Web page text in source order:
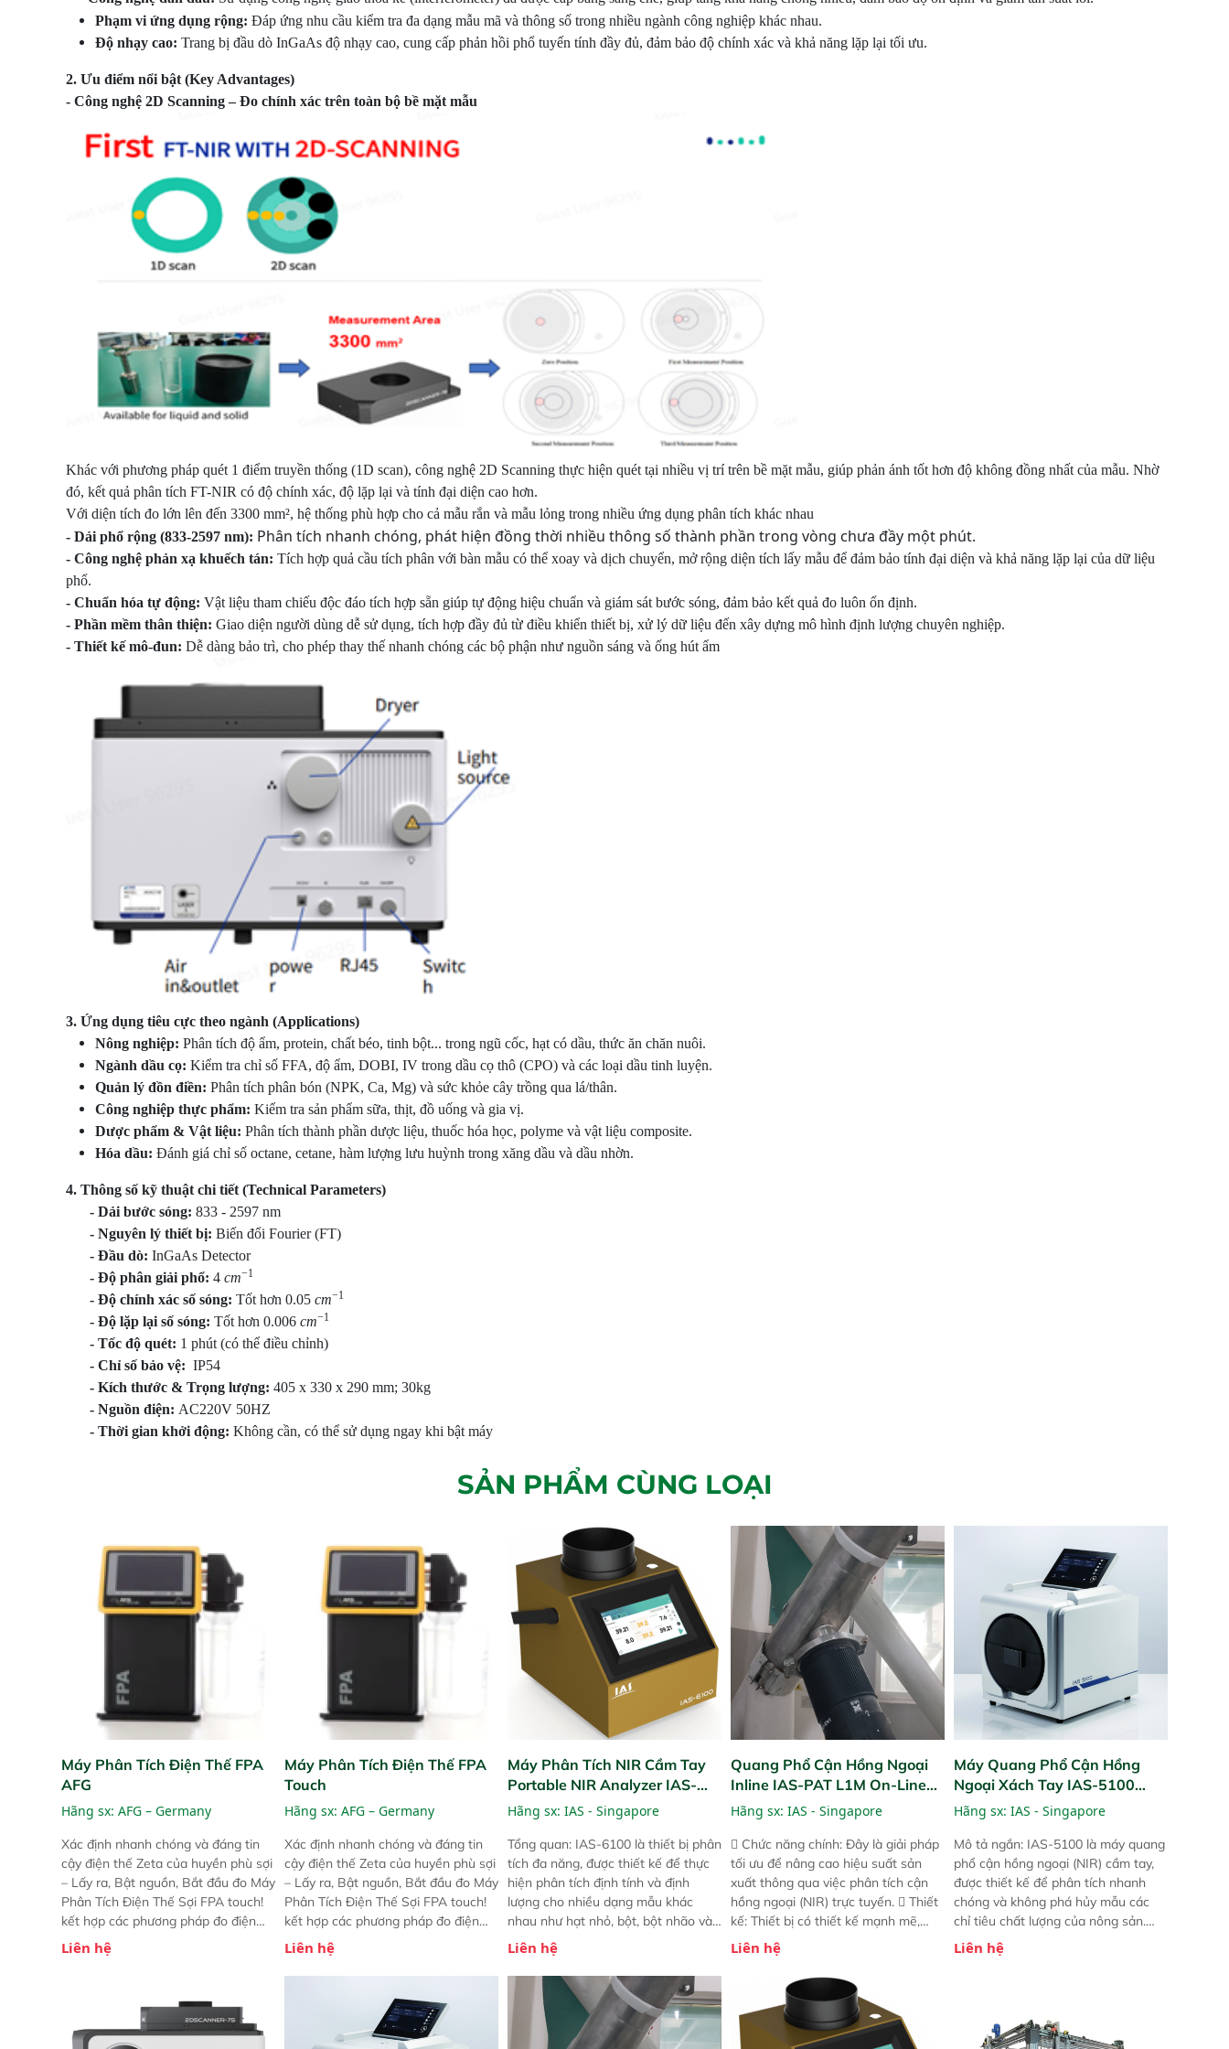
Phạm vi ứng dụng rộng: Đáp ứng nhu cầu kiểm tra đa dạng mẫu mã và thông số trong nhiều ngành công nghiệp khác nhau.
Độ nhạy cao: Trang bị đầu dò InGaAs độ nhạy cao, cung cấp phản hồi phổ tuyến tính đầy đủ, đảm bảo độ chính xác và khả năng lặp lại tối ưu.
2. Ưu điểm nổi bật (Key Advantages)
- Công nghệ 2D Scanning – Đo chính xác trên toàn bộ bề mặt mẫu
Khác với phương pháp quét 1 điểm truyền thống (1D scan), công nghệ 2D Scanning thực hiện quét tại nhiều vị trí trên bề mặt mẫu, giúp phản ánh tốt hơn độ không đồng nhất của mẫu. Nhờ
đó, kết quả phân tích FT-NIR có độ chính xác, độ lặp lại và tính đại diện cao hơn.
Với diện tích đo lớn lên đến 3300 mm², hệ thống phù hợp cho cả mẫu rắn và mẫu lỏng trong nhiều ứng dụng phân tích khác nhau
- Dải phổ rộng (833-2597 nm): Phân tích nhanh chóng, phát hiện đồng thời nhiều thông số thành phần trong vòng chưa đầy một phút.
- Công nghệ phản xạ khuếch tán: Tích hợp quả cầu tích phân với bàn mẫu có thể xoay và dịch chuyển, mở rộng diện tích lấy mẫu để đảm bảo tính đại diện và khả năng lặp lại của dữ liệu
phổ.
- Chuẩn hóa tự động: Vật liệu tham chiếu độc đáo tích hợp sẵn giúp tự động hiệu chuẩn và giám sát bước sóng, đảm bảo kết quả đo luôn ổn định.
- Phần mềm thân thiện: Giao diện người dùng dễ sử dụng, tích hợp đầy đủ từ điều khiển thiết bị, xử lý dữ liệu đến xây dựng mô hình định lượng chuyên nghiệp.
- Thiết kế mô-đun: Dễ dàng bảo trì, cho phép thay thế nhanh chóng các bộ phận như nguồn sáng và ống hút ẩm
3. Ứng dụng tiêu cực theo ngành (Applications)
Nông nghiệp: Phân tích độ ẩm, protein, chất béo, tinh bột... trong ngũ cốc, hạt có dầu, thức ăn chăn nuôi.
Ngành dầu cọ: Kiểm tra chỉ số FFA, độ ẩm, DOBI, IV trong dầu cọ thô (CPO) và các loại dầu tinh luyện.
Quản lý đồn điền: Phân tích phân bón (NPK, Ca, Mg) và sức khỏe cây trồng qua lá/thân.
Công nghiệp thực phẩm: Kiểm tra sản phẩm sữa, thịt, đồ uống và gia vị.
Dược phẩm & Vật liệu: Phân tích thành phần dược liệu, thuốc hóa học, polyme và vật liệu composite.
Hóa dầu: Đánh giá chỉ số octane, cetane, hàm lượng lưu huỳnh trong xăng dầu và dầu nhờn.
4. Thông số kỹ thuật chi tiết (Technical Parameters)
-Dải bướcsóng:833 - 2597 nm
-Nguyên lý thiếtbị:Biến đổi Fourier (FT)
-Đầudò:InGaAs Detector
-Độ phân giảiphổ:4cm−1
-Độ chính xác sốsóng:Tốt hơn 0.05cm−1
-Độ lặp lại sốsóng:Tốt hơn 0.006cm−1
-Tốc độquét: 1 phút (có thể điều chỉnh)
-Chỉ số bảovệ: IP54
-Kích thước & Trọnglượng:405 x 330 x 290 mm; 30kg
-Nguồnđiện:AC220V 50HZ
-Thời gian khởiđộng:Không cần, có thể sử dụng ngay khi bật máy
SẢN PHẨM CÙNG LOẠI
Máy Phân Tích Điện Thế FPA
AFG
Hãng sx: AFG – Germany
Xác định nhanh chóng và đáng tin
cậy điện thế Zeta của huyền phù sợi
– Lấy ra, Bật nguồn, Bắt đầu đo Máy
Phân Tích Điện Thế Sợi FPA touch!
kết hợp các phương pháp đo điện
thế Zeta đã được chứng minh với sự
đơn giản tuyệt vời trong thao tác và
trước đó. Nhưng so với các phiên
bản trước, FPA touch! nhỏ hơn và
nhẹ hơn đáng kể, đồng thời được
Liên hệ
Máy Phân Tích Điện Thế FPA
Touch
Hãng sx: AFG – Germany
Xác định nhanh chóng và đáng tin
cậy điện thế Zeta của huyền phù sợi
– Lấy ra, Bật nguồn, Bắt đầu đo Máy
Phân Tích Điện Thế Sợi FPA touch!
kết hợp các phương pháp đo điện
thế Zeta đã được chứng minh với sự
đơn giản tuyệt vời trong thao tác và
vận hành của các phiên bản FPA
trước đó. Nhưng so với các phiên
bản trước, FPA touch! nhỏ hơn và
nhẹ hơn đáng kể, đồng thời được
Liên hệ
Máy Phân Tích NIR Cầm Tay
Portable NIR Analyzer IAS-
6100
Hãng sx: IAS - Singapore
Tổng quan: IAS-6100 là thiết bị phân
tích đa năng, được thiết kế để thực
hiện phân tích định tính và định
lượng cho nhiều dạng mẫu khác
nhau như hạt nhỏ, bột, bột nhão và
chất lỏng. Thiết bị này cho phép bất
kỳ ai cũng có thể thực hiện phân tích
đa thành phần chỉ với một nút bấm
đơn giản, mọi lúc, mọi nơi. Chuyên
dùng : phân tích mẫu nguyên liệu
thức ăn chăn nuôi, nguyên liệu thực
Liên hệ
Quang Phổ Cận Hồng Ngoại
Inline IAS-PAT L1M On-Line
NIR
Hãng sx: IAS - Singapore
 Chức năng chính: Đây là giải pháp
tối ưu để nâng cao hiệu suất sản
xuất thông qua việc phân tích cận
hồng ngoại (NIR) trực tuyến.  Thiết
kế: Thiết bị có thiết kế mạnh mẽ,
mô-đun hóa, hỗ trợ tản nhiệt tăng
cường và đã qua kiểm tra áp suất
nghiêm ngặt.  Cam kết: Mang lại
khả năng theo dõi thông số theo
thời gian thực và trực quan hóa dữ
liệu để tăng chỉ số ROI cho doanh
Liên hệ
Máy Quang Phổ Cận Hồng
Ngoại Xách Tay IAS-5100
Portable NIR Analyzer
Hãng sx: IAS - Singapore
Mô tả ngắn: IAS-5100 là máy quang
phổ cận hồng ngoại (NIR) cầm tay,
được thiết kế để phân tích nhanh
chóng và không phá hủy mẫu các
chỉ tiêu chất lượng của nông sản.
Phạm vi sử dụng: Thiết bị linh hoạt
cho nhiều kịch bản khác nhau như
Liên hệ